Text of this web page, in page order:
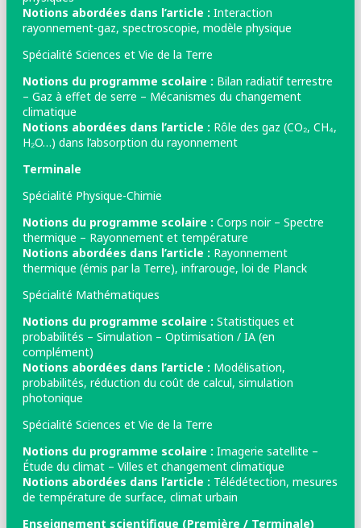
Notions abordées dans l’article : Interaction
rayonnement-gaz, spectroscopie, modèle physique
Spécialité Sciences et Vie de la Terre
Notions du programme scolaire : Bilan radiatif terrestre
– Gaz à effet de serre – Mécanismes du changement
climatique
Notions abordées dans l’article : Rôle des gaz (CO₂, CH₄,
H₂O…) dans l’absorption du rayonnement
Terminale
Spécialité Physique-Chimie
Notions du programme scolaire : Corps noir – Spectre
thermique – Rayonnement et température
Notions abordées dans l’article : Rayonnement
thermique (émis par la Terre), infrarouge, loi de Planck
Spécialité Mathématiques
Notions du programme scolaire : Statistiques et
probabilités – Simulation – Optimisation / IA (en
complément)
Notions abordées dans l’article : Modélisation,
probabilités, réduction du coût de calcul, simulation
photonique
Spécialité Sciences et Vie de la Terre
Notions du programme scolaire : Imagerie satellite –
Étude du climat – Villes et changement climatique
Notions abordées dans l’article : Télédétection, mesures
de température de surface, climat urbain
Enseignement scientifique (Première / Terminale)